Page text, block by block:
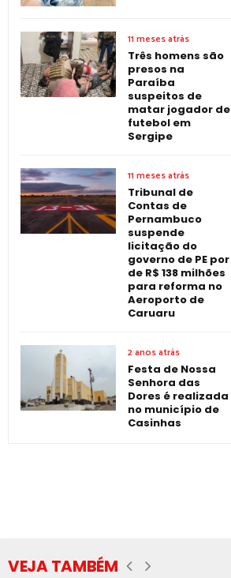
11 meses atrás
Três homens são
presos na
Paraíba
suspeitos de
matar jogador de
futebol em
Sergipe
11 meses atrás
Tribunal de
Contas de
Pernambuco
suspende
licitação do
governo de PE por
de R$ 138 milhões
para reforma no
Aeroporto de
Caruaru
2 anos atrás
Festa de Nossa
Senhora das
Dores é realizada
no município de
Casinhas
VEJA TAMBÉM